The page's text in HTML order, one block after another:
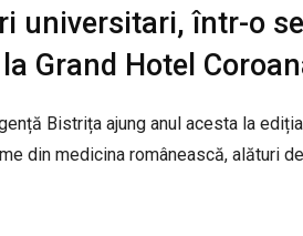
universitari, într-o
Grand Hotel
Bistrița ajung anul acesta la
din medicina românească, alături